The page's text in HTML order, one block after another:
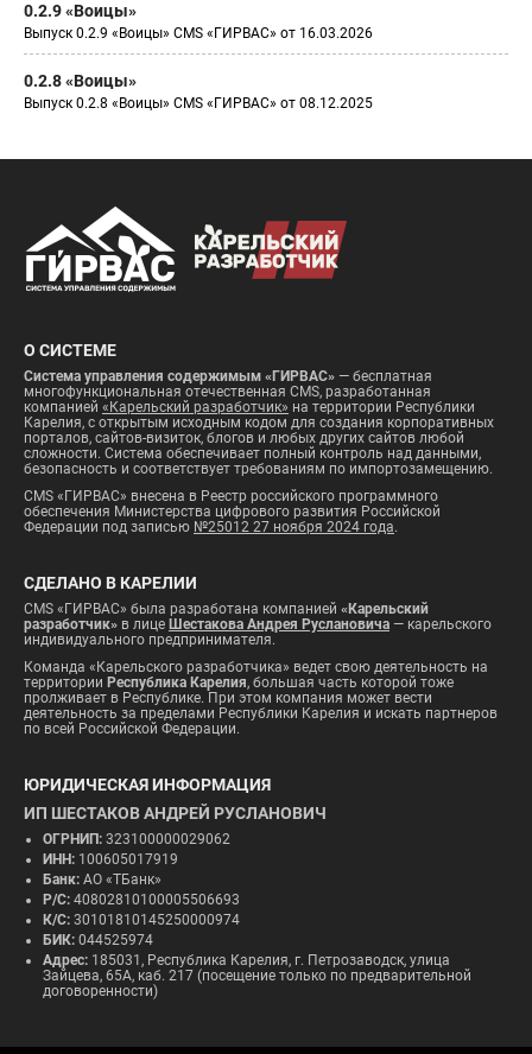
0.2.9 «Воицы»
Выпуск 0.2.9 «Воицы» CMS «ГИРВАС» от 16.03.2026
0.2.8 «Воицы»
Выпуск 0.2.8 «Воицы» CMS «ГИРВАС» от 08.12.2025
О СИСТЕМЕ
Система управления содержимым «ГИРВАС» — бесплатная
многофункциональная отечественная CMS, разработанная
компанией «Карельский разработчик» на территории Республики
Карелия, с открытым исходным кодом для создания корпоративных
порталов, сайтов-визиток, блогов и любых других сайтов любой
сложности. Система обеспечивает полный контроль над данными,
безопасность и соответствует требованиям по импортозамещению.
CMS «ГИРВАС» внесена в Реестр российского программного
обеспечения Министерства цифрового развития Российской
Федерации под записью №25012 27 ноября 2024 года.
СДЕЛАНО В КАРЕЛИИ
CMS «ГИРВАС» была разработана компанией «Карельский
разработчик» в лице Шестакова Андрея Руслановича — карельского
индивидуального предпринимателя.
Команда «Карельского разработчика» ведет свою деятельность на
территории Республика Карелия, большая часть которой тоже
пролживает в Республике. При этом компания может вести
деятельность за пределами Республики Карелия и искать партнеров
по всей Российской Федерации.
ЮРИДИЧЕСКАЯ ИНФОРМАЦИЯ
ИП ШЕСТАКОВ АНДРЕЙ РУСЛАНОВИЧ
ОГРНИП: 323100000029062
ИНН: 100605017919
Банк: АО «ТБанк»
Р/С: 40802810100005506693
К/С: 30101810145250000974
БИК: 044525974
Адрес: 185031, Республика Карелия, г. Петрозаводск, улица
Зайцева, 65А, каб. 217 (посещение только по предварительной
договоренности)